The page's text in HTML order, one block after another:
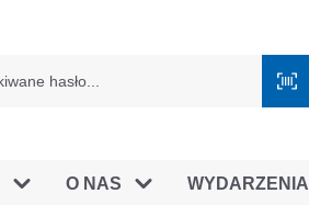
O NAS WYDARZENIA